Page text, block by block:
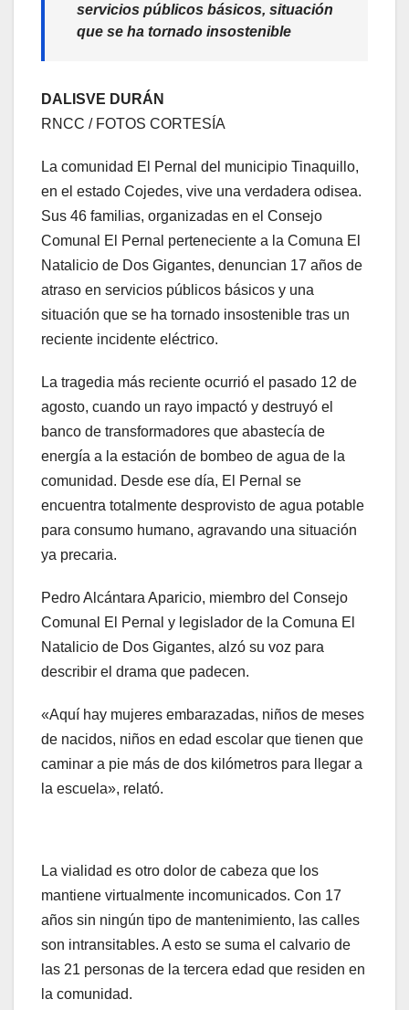
servicios públicos básicos, situación
que se ha tornado insostenible
DALISVE DURÁN
RNCC / FOTOS CORTESÍA
La comunidad El Pernal del municipio Tinaquillo,
en el estado Cojedes, vive una verdadera odisea.
Sus 46 familias, organizadas en el Consejo
Comunal El Pernal perteneciente a la Comuna El
Natalicio de Dos Gigantes, denuncian 17 años de
atraso en servicios públicos básicos y una
situación que se ha tornado insostenible tras un
reciente incidente eléctrico.
La tragedia más reciente ocurrió el pasado 12 de
agosto, cuando un rayo impactó y destruyó el
banco de transformadores que abastecía de
energía a la estación de bombeo de agua de la
comunidad. Desde ese día, El Pernal se
encuentra totalmente desprovisto de agua potable
para consumo humano, agravando una situación
ya precaria.
Pedro Alcántara Aparicio, miembro del Consejo
Comunal El Pernal y legislador de la Comuna El
Natalicio de Dos Gigantes, alzó su voz para
describir el drama que padecen.
«Aquí hay mujeres embarazadas, niños de meses
de nacidos, niños en edad escolar que tienen que
caminar a pie más de dos kilómetros para llegar a
la escuela», relató.
La vialidad es otro dolor de cabeza que los
mantiene virtualmente incomunicados. Con 17
años sin ningún tipo de mantenimiento, las calles
son intransitables. A esto se suma el calvario de
las 21 personas de la tercera edad que residen en
la comunidad.